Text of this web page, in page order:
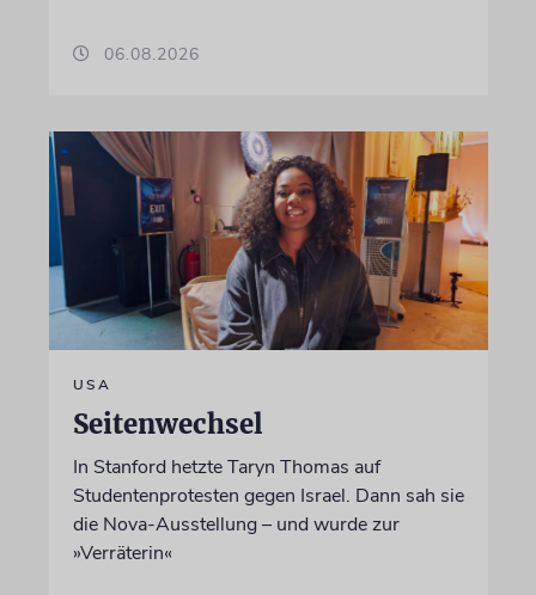
06.08.2026
USA
Seitenwechsel
In Stanford hetzte Taryn Thomas auf
Studentenprotesten gegen Israel. Dann sah sie
die Nova-Ausstellung – und wurde zur
»Verräterin«